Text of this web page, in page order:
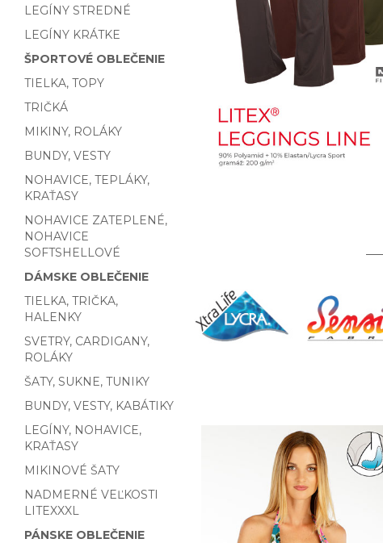
LEGÍNY STREDNÉ
LEGÍNY KRÁTKE
ŠPORTOVÉ OBLEČENIE
TIELKA, TOPY
TRIČKÁ
MIKINY, ROLÁKY
BUNDY, VESTY
NOHAVICE, TEPLÁKY,
KRAŤASY
NOHAVICE ZATEPLENÉ,
NOHAVICE
SOFTSHELLOVÉ
DÁMSKE OBLEČENIE
TIELKA, TRIČKA,
HALENKY
SVETRY, CARDIGANY,
ROLÁKY
ŠATY, SUKNE, TUNIKY
BUNDY, VESTY, KABÁTIKY
LEGÍNY, NOHAVICE,
KRAŤASY
MIKINOVÉ ŠATY
NADMERNÉ VEĽKOSTI
LITEXXXL
PÁNSKE OBLEČENIE